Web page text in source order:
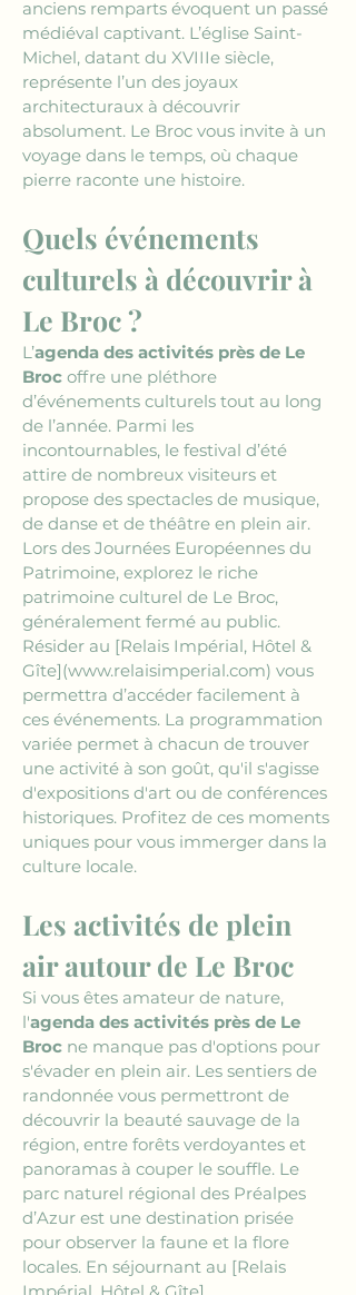
anciens remparts évoquent un passé
médiéval captivant. L’église Saint-
Michel, datant du XVIIIe siècle,
représente l’un des joyaux
architecturaux à découvrir
absolument. Le Broc vous invite à un
voyage dans le temps, où chaque
pierre raconte une histoire.
Quels événements
culturels à découvrir à
Le Broc ?
L’agenda des activités près de Le
Broc offre une pléthore
d’événements culturels tout au long
de l’année. Parmi les
incontournables, le festival d’été
attire de nombreux visiteurs et
propose des spectacles de musique,
de danse et de théâtre en plein air.
Lors des Journées Européennes du
Patrimoine, explorez le riche
patrimoine culturel de Le Broc,
généralement fermé au public.
Résider au [Relais Impérial, Hôtel &
Gîte](www.relaisimperial.com) vous
permettra d’accéder facilement à
ces événements. La programmation
variée permet à chacun de trouver
une activité à son goût, qu'il s'agisse
d'expositions d'art ou de conférences
historiques. Profitez de ces moments
uniques pour vous immerger dans la
culture locale.
Les activités de plein
air autour de Le Broc
Si vous êtes amateur de nature,
l'agenda des activités près de Le
Broc ne manque pas d'options pour
s'évader en plein air. Les sentiers de
randonnée vous permettront de
découvrir la beauté sauvage de la
région, entre forêts verdoyantes et
panoramas à couper le souffle. Le
parc naturel régional des Préalpes
d’Azur est une destination prisée
pour observer la faune et la flore
locales. En séjournant au [Relais